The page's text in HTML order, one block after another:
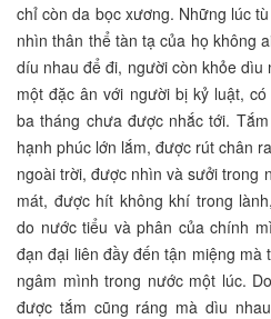
chỉ còn da bọc xương. Những lúc
nhìn thân thể tàn tạ của họ không
díu nhau để đi, người còn khỏe
một đặc ân với người bị kỷ luật,
ba tháng chưa được nhắc tới.
hạnh phúc lớn lắm, được rút chân
ngoài trời, được nhìn và sưởi trong
mát, được hít không khí trong
do nước tiểu và phân của chính
đạn đại liên đầy đến tận miệng
ngâm mình trong nước một lúc.
được tắm cũng ráng mà dìu